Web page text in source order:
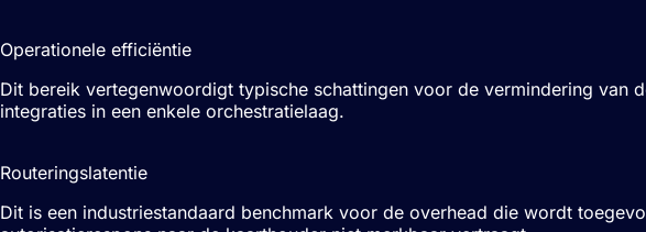
Operationele efficiëntie
Dit bereik vertegenwoordigt typische schattingen voor de vermindering van
integraties in een enkele orchestratielaag.
Routeringslatentie
Dit is een industriestandaard benchmark voor de overhead die wordt